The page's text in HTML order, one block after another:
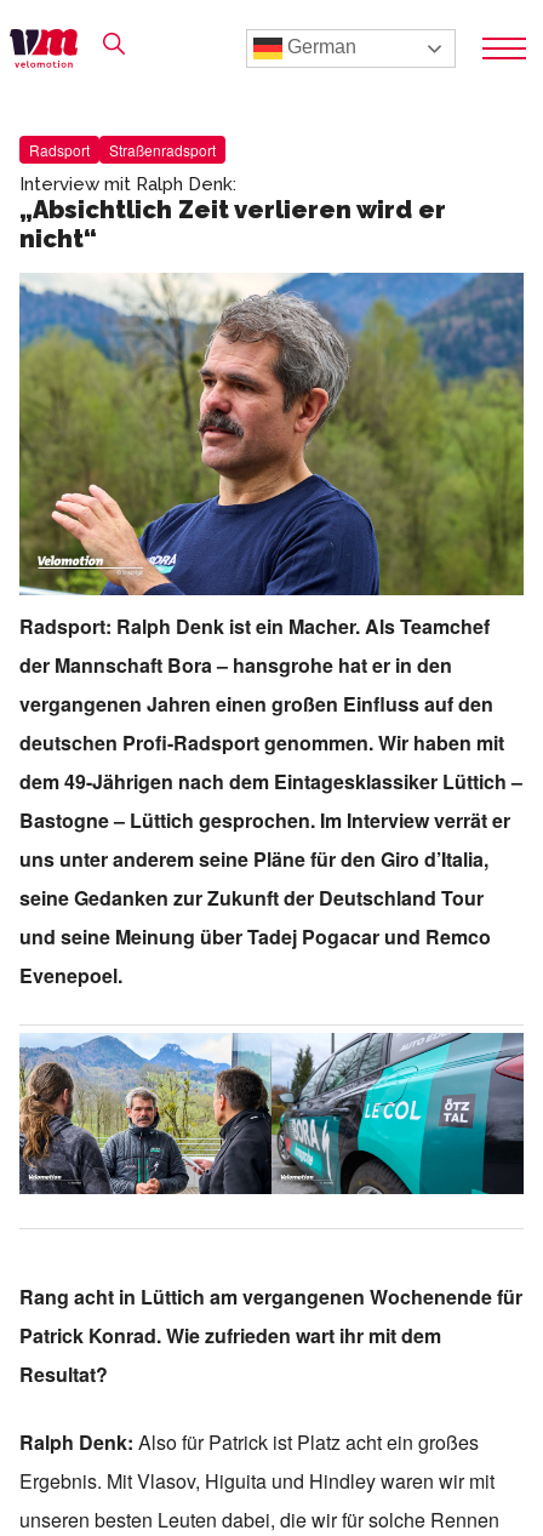
German
Radsport Straßenradsport
Interview mit Ralph Denk:
„Absichtlich Zeit verlieren wird er
nicht“
Radsport: Ralph Denk ist ein Macher. Als Teamchef
der Mannschaft Bora – hansgrohe hat er in den
vergangenen Jahren einen großen Einfluss auf den
deutschen Profi-Radsport genommen. Wir haben mit
dem 49-Jährigen nach dem Eintagesklassiker Lüttich –
Bastogne – Lüttich gesprochen. Im Interview verrät er
uns unter anderem seine Pläne für den Giro d’Italia,
seine Gedanken zur Zukunft der Deutschland Tour
und seine Meinung über Tadej Pogacar und Remco
Evenepoel.
Rang acht in Lüttich am vergangenen Wochenende für
Patrick Konrad. Wie zufrieden wart ihr mit dem
Resultat?
Ralph Denk: Also für Patrick ist Platz acht ein großes
Ergebnis. Mit Vlasov, Higuita und Hindley waren wir mit
unseren besten Leuten dabei, die wir für solche Rennen